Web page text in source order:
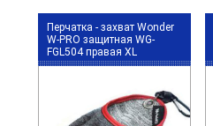
Перчатка - захват Wonder
W-PRO защитная WG-
FGL504 правая XL